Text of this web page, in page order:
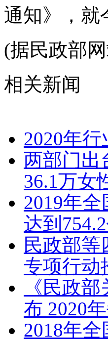
通知》，就
(据民政部
相关新闻
2020年
两部门出
36.1万女
2019年
达到
民政部
专项行动
《民政
布 2020
2018年